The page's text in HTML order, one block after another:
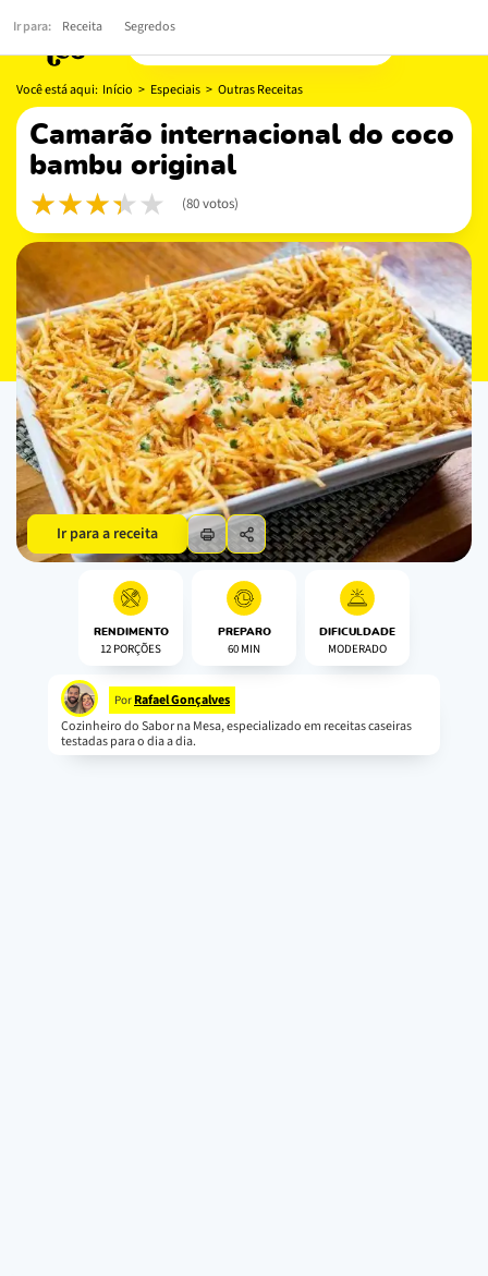
Você está aqui: Início > Especiais > Outras Receitas
camarão internacional do coco
bambu original
(80 votos)
Ir para a receita
RENDIMENTO
12 PORÇÕES
PREPARO
60 MIN
DIFICULDADE
MODERADO
Por Rafael Gonçalves
Cozinheiro do Sabor na Mesa, especializado em receitas caseiras
testadas para o dia a dia.
Ir para: Receita Segredos